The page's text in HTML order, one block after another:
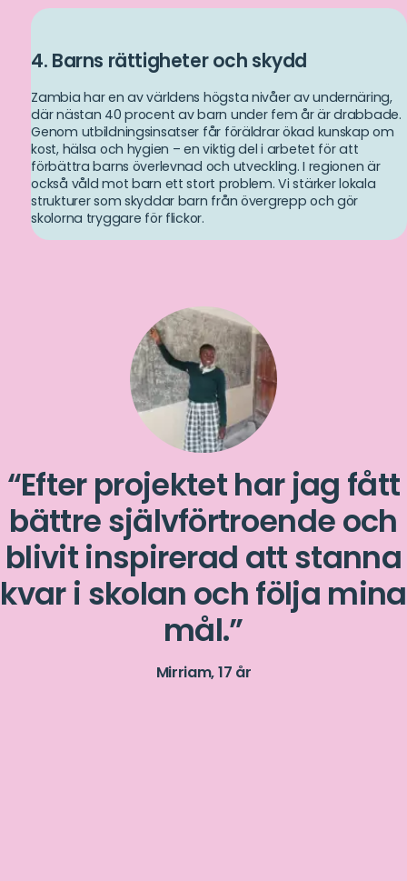
4. Barns rättigheter och skydd
Zambia har en av världens högsta nivåer av undernäring,
där nästan 40 procent av barn under fem år är drabbade.
Genom utbildningsinsatser får föräldrar ökad kunskap om
kost, hälsa och hygien – en viktig del i arbetet för att
förbättra barns överlevnad och utveckling. I regionen är
också våld mot barn ett stort problem. Vi stärker lokala
strukturer som skyddar barn från övergrepp och gör
skolorna tryggare för flickor.
Efter projektet har jag fått
bättre självförtroende och
blivit inspirerad att stanna
kvar i skolan och följa mina
mål.
Mirriam, 17 år